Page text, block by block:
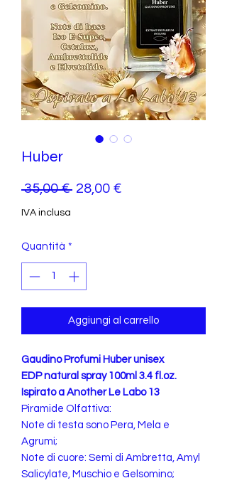
Huber
35,00 € Prezzo
28,00 €Prezzo
IVA inclusa
Quantità *
Aggiungi al carrello
Gaudino Profumi Huber unisex
EDP natural spray 100ml 3.4 fl.oz.
Ispirato a Another Le Labo 13
Piramide Olfattiva:
Note di testa sono Pera, Mela e
Agrumi;
Note di cuore: Semi di Ambretta, Amyl
Salicylate, Muschio e Gelsomino;